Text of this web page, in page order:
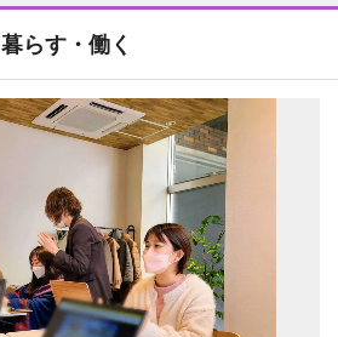
暮らす・働く